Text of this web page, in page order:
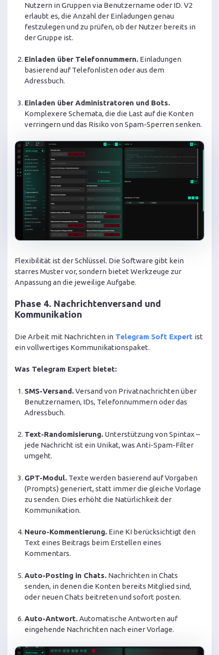
Nutzern in Gruppen via Benutzername oder ID. V2
erlaubt es, die Anzahl der Einladungen genau
festzulegen und zu prüfen, ob der Nutzer bereits in
der Gruppe ist.
Einladen über Telefonnummern. Einladungen
basierend auf Telefonlisten oder aus dem
Adressbuch.
Einladen über Administratoren und Bots.
Komplexere Schemata, die die Last auf die Konten
verringern und das Risiko von Spam-Sperren senken.
Flexibilität ist der Schlüssel. Die Software gibt kein
starres Muster vor, sondern bietet Werkzeuge zur
Anpassung an die jeweilige Aufgabe.
Phase 4. Nachrichtenversand und
Kommunikation
Die Arbeit mit Nachrichten in Telegram Soft Expert ist
ein vollwertiges Kommunikationspaket.
Was Telegram Expert bietet:
SMS-Versand.Versand von Privatnachrichten über
Benutzernamen, IDs, Telefonnummern oder das
Adressbuch.
Text-Randomisierung. Unterstützung von Spintax –
jede Nachricht ist ein Unikat, was Anti-Spam-Filter
umgeht.
GPT-Modul. Texte werden basierend auf Vorgaben
(Prompts) generiert, statt immer die gleiche Vorlage
zu senden. Dies erhöht die Natürlichkeit der
Kommunikation.
Neuro-Kommentierung. Eine KI berücksichtigt den
Text eines Beitrags beim Erstellen eines
Kommentars.
Auto-Posting in Chats. Nachrichten in Chats
senden, in denen die Konten bereits Mitglied sind,
oder neuen Chats beitreten und sofort posten.
Auto-Antwort.Automatische Antworten auf
eingehende Nachrichten nach einer Vorlage.